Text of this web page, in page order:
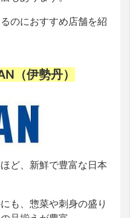
のにおすすめ店舗を紹
（伊勢丹）
ど、新鮮で豊富な日本
も、惣菜や刺身の盛り